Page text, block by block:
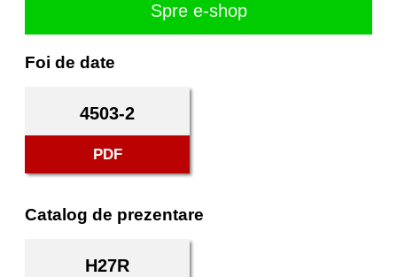
Spre e-shop
Foi de date
4503-2
PDF
Catalog de prezentare
H27R